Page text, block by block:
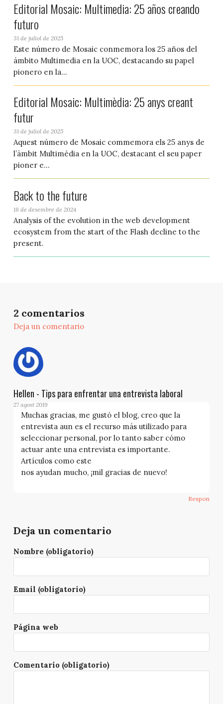
Editorial Mosaic: Multimedia: 25 años creando
futuro
31 de juliol de 2025
Este número de Mosaic conmemora los 25 años del
ámbito Multimedia en la UOC, destacando su papel
pionero en la...
Editorial Mosaic: Multimèdia: 25 anys creant
futur
31 de juliol de 2025
Aquest número de Mosaic commemora els 25 anys de
l’àmbit Multimèdia en la UOC, destacant el seu paper
pioner e...
Back to the future
18 de desembre de 2024
Analysis of the evolution in the web development
ecosystem from the start of the Flash decline to the
present.
2 comentarios
Deja un comentario
Hellen - Tips para enfrentar una entrevista laboral
27 agost 2019
Muchas gracias, me gustó el blog, creo que la
entrevista aun es el recurso más utilizado para
seleccionar personal, por lo tanto saber cómo
actuar ante una entrevista es importante.
Artículos como este
nos ayudan mucho, ¡mil gracias de nuevo!
Respon
Deja un comentario
Nombre (obligatorio)
Email (obligatorio)
Página web
Comentario (obligatorio)